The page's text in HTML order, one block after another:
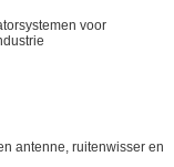
voor
antenne, ruitenwisser en